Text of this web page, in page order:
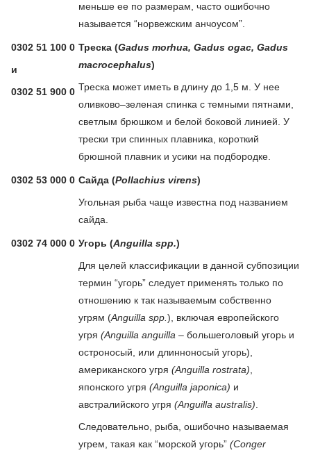
меньше ее по размерам, часто ошибочно
называется “норвежским анчоусом”.
0302 51 100 0
и
0302 51 900 0
Треска (Gadus morhua, Gadus ogac, Gadus
macrocephalus)
Треска может иметь в длину до 1,5 м. У нее
оливково–зеленая спинка с темными пятнами,
светлым брюшком и белой боковой линией. У
трески три спинных плавника, короткий
брюшной плавник и усики на подбородке.
0302 53 000 0 Сайда (Pollachius virens)
Угольная рыба чаще известна под названием
сайда.
0302 74 000 0 Угорь (Anguilla spp.)
Для целей классификации в данной субпозиции
термин “угорь” следует применять только по
отношению к так называемым собственно
угрям (Anguilla spp. ), включая европейского
угря (Anguilla anguilla – большеголовый угорь и
остроносый, или длинноносый угорь),
американского угря (Anguilla rostrata)
японского угря (Anguilla japonica) и
австралийского угря (Anguilla australis)
Следовательно, рыба, ошибочно называемая
угрем, такая как “морской угорь” (Conger